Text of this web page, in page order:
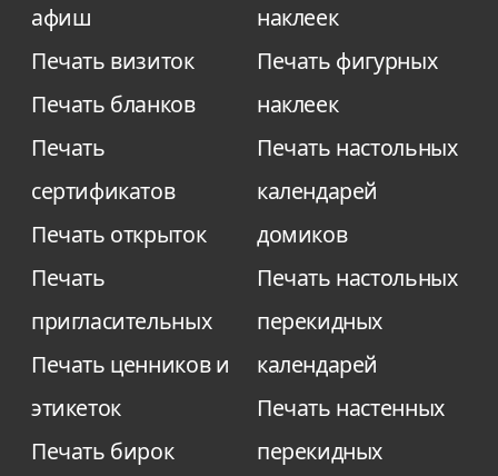
афиш
Печать визиток
Печать бланков
Печать
сертификатов
Печать открыток
Печать
пригласительных
Печать ценников и
этикеток
Печать бирок
наклеек
Печать фигурных
наклеек
Печать настольных
календарей
домиков
Печать настольных
перекидных
календарей
Печать настенных
перекидных